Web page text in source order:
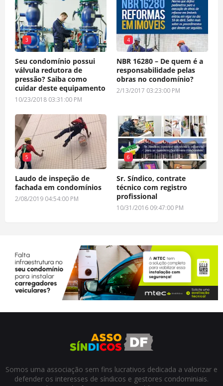
3
Seu condomínio possui
válvula redutora de
pressão? Saiba como
cuidar deste equipamento
10/23/2018 03:31:00 PM
4
NBR 16280 – De quem é a
responsabilidade pelas
obras no condomínio?
2/13/2017 03:23:00 PM
5
Laudo de inspeção de
fachada em condomínios
2/08/2019 04:54:00 PM
6
Sr. Síndico, contrate
técnico com registro
profissional
10/31/2016 09:47:00 PM
Somos uma associação sem fins lucrativos dedicada a valorizar e
defender os interesses de síndicos e gestores condominiais.